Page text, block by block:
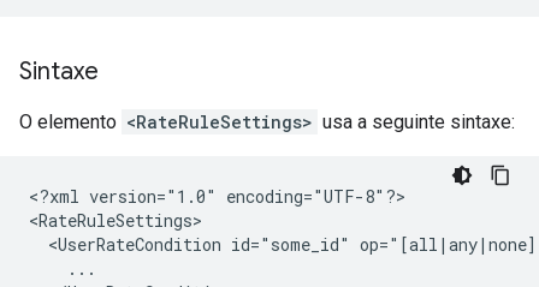
Sintaxe
O elemento <RateRuleSettings> usa a seguinte sintaxe:
<?xml version="1.0" encoding="UTF-8"?>
<RateRuleSettings>
<UserRateCondition id="some_id"
    ...